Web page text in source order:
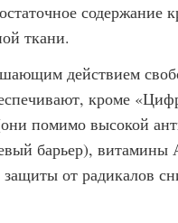
содержание
ткани.
действием
кроме
помимо высокой
барьер),
от радикалов